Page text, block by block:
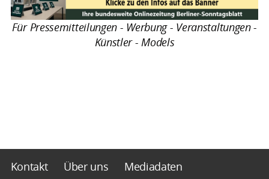
Für Pressemitteilungen - Werbung - Veranstaltungen -
Künstler - Models
Kontakt Über uns
Mediadaten